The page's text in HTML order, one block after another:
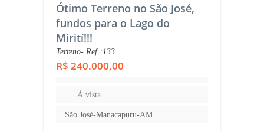
Ótimo Terreno no São José,
fundos para o Lago do
Mirití!!!
Terreno- Ref.:133
R$ 240.000,00
À vista
São José-Manacapuru-AM